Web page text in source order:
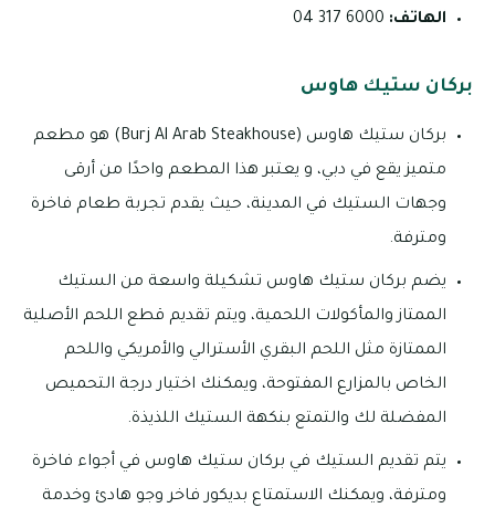
الهاتف:
بركان ستيك هاوس
بركان ستيك هاوس (Burj Al Arab Steakhouse) هو مطعم
متميز يقع في دبي، و يعتبر هذا المطعم واحدًا من أرقى
وجهات الستيك في المدينة، حيث يقدم تجربة طعام فاخرة
ومترفة.
يضم بركان ستيك هاوس تشكيلة واسعة من الستيك
الممتاز والمأكولات اللحمية، ويتم تقديم قطع اللحم الأصلية
الممتازة مثل اللحم البقري الأسترالي والأمريكي واللحم
الخاص بالمزارع المفتوحة، ويمكنك اختيار درجة التحميص
المفضلة لك والتمتع بنكهة الستيك اللذيذة.
يتم تقديم الستيك في بركان ستيك هاوس في أجواء فاخرة
ومترفة، ويمكنك الاستمتاع بديكور فاخر وجو هادئ وخدمة